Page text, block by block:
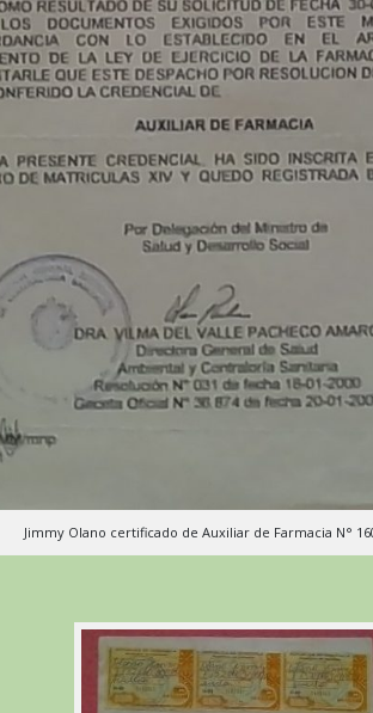
Jimmy Olano certificado de Auxiliar de Farmacia N°